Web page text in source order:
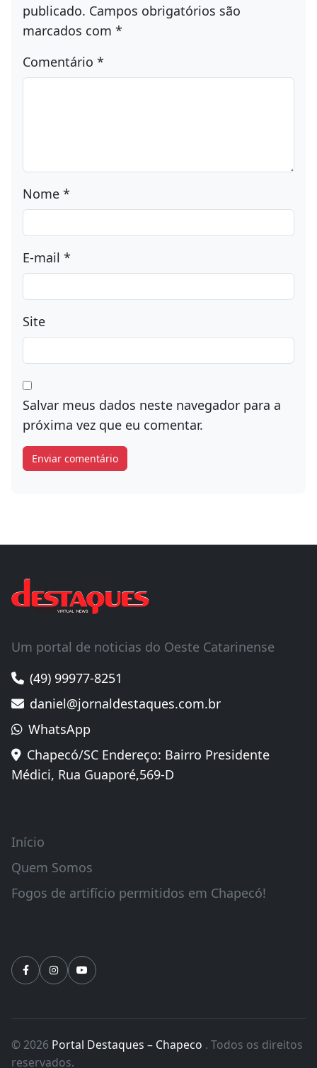
publicado. Campos obrigatórios são
marcados com *
Comentário *
Nome *
E-mail *
Site
Salvar meus dados neste navegador para a
próxima vez que eu comentar.
Um portal de noticias do Oeste Catarinense
(49) 99977-8251
daniel@jornaldestaques.com.br
WhatsApp
Chapecó/SC Endereço: Bairro Presidente
Médici, Rua Guaporé,569-D
Início
Quem Somos
Fogos de artifício permitidos em Chapecó!
© 2026 Portal Destaques – Chapeco . Todos os direitos
reservados.